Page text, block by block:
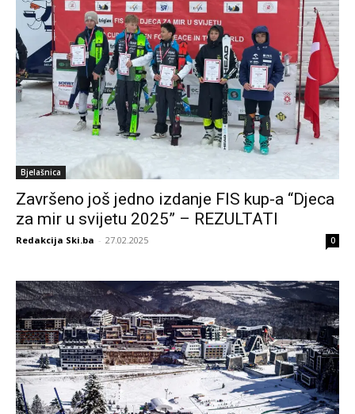
Bjelašnica
Završeno još jedno izdanje FIS kup-a “Djeca
za mir u svijetu 2025” – REZULTATI
Redakcija Ski.ba - 27.02.2025 0